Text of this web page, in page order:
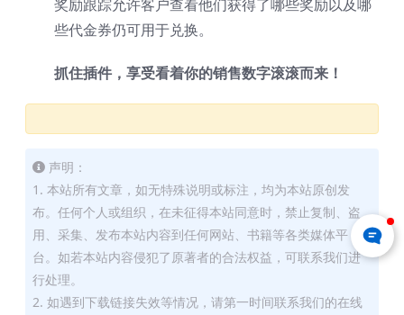
奖励跟踪允许客户查看他们获得了哪些奖励以及哪
些代金券仍可用于兑换。
抓住插件，享受看着你的销售数字滚滚而来！
声明：
1. 本站所有文章，如无特殊说明或标注，均为本站原创发
布。任何个人或组织，在未征得本站同意时，禁止复制、盗
用、采集、发布本站内容到任何网站、书籍等各类媒体平
台。如若本站内容侵犯了原著者的合法权益，可联系我们进
行处理。
2. 如遇到下载链接失效等情况，请第一时间联系我们的在线